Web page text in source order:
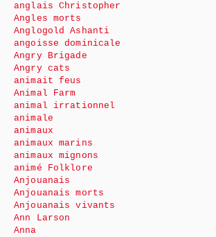
anglais Christopher
Angles morts
Anglogold Ashanti
angoisse dominicale
Angry Brigade
Angry cats
animait feus
Animal Farm
animal irrationnel
animale
animaux
animaux marins
animaux mignons
animé Folklore
Anjouanais
Anjouanais morts
Anjouanais vivants
Ann Larson
Anna